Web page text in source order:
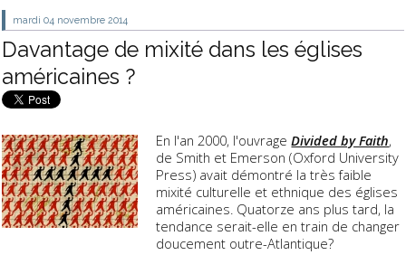
mardi 04 novembre 2014
Davantage de mixité dans les églises
américaines ?
En l'an 2000, l'ouvrageDivided by Faith,
de Smith et Emerson (Oxford University
Press) avait démontré la très faible
mixité culturelle et ethnique des églises
américaines. Quatorze ans plus tard, la
tendance serait-elle en train de changer
doucement outre-Atlantique?